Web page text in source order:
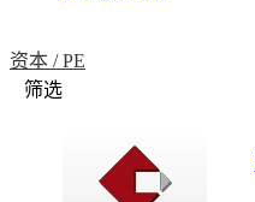
资本 /PE
筛选